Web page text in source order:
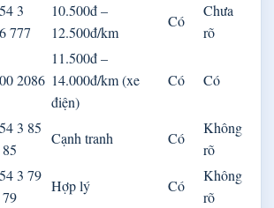
3
777
10.500đ –
12.500đ/km
Có
Chưa
rõ
2086
11.500đ –
14.000đ/km (xe
điện)
Có Có
3 85
Cạnh tranh Có
Không
rõ
3 79
Hợp lý Có
Không
rõ